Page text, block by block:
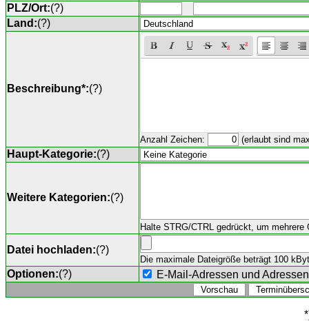
PLZ/Ort:(?)
Land:(?)
Beschreibung*:(?)
Anzahl Zeichen: (erlaubt sind
Haupt-Kategorie:(?)
Weitere Kategorien:(?)
Halte STRG/CTRL gedrückt, um mehrere
Datei hochladen:(?)
Die maximale Dateigröße beträgt 100
Optionen:(?) E-Mail-Adressen und